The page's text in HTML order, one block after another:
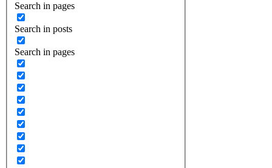
Search in pages
Search in posts
Search in pages